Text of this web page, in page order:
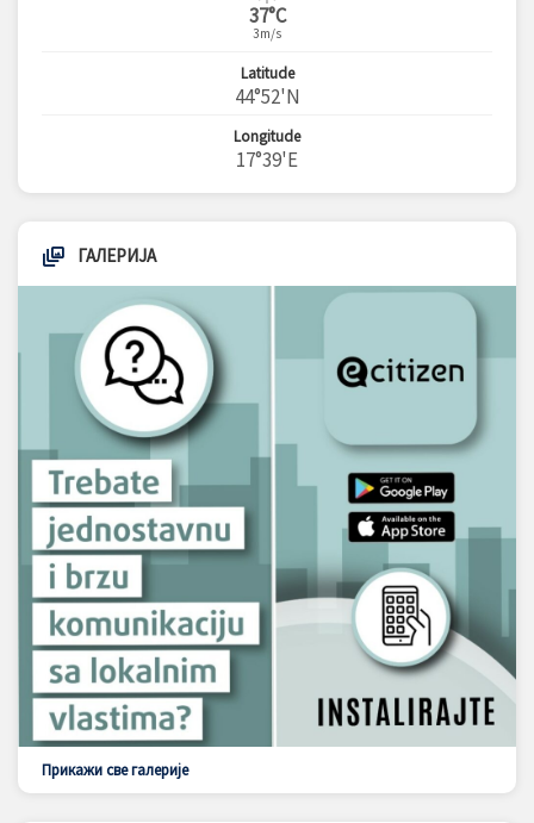
37°C
3m/s
Latitude
44°52'N
Longitude
17°39'E
ГАЛЕРИЈА
Прикажи све галерије